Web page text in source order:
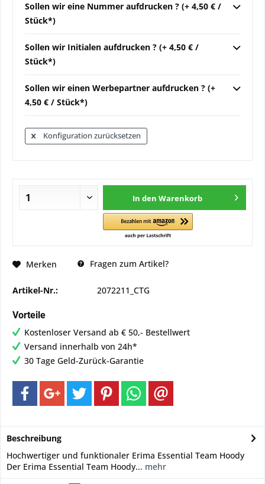
Sollen wir eine Nummer aufdrucken ? (+ 4,50 € /
Stück*)
Sollen wir Initialen aufdrucken ? (+ 4,50 € /
Stück*)
Sollen wir einen Werbepartner aufdrucken ? (+
4,50 € / Stück*)
Konfiguration zurücksetzen
In den Warenkorb
Merken Fragen zum Artikel?
Artikel-Nr.: 2072211_CTG
Vorteile
Kostenloser Versand ab € 50,- Bestellwert
Versand innerhalb von 24h*
30 Tage Geld-Zurück-Garantie
Beschreibung
Hochwertiger und funktionaler Erima Essential Team Hoody
Der Erima Essential Team Hoody... mehr